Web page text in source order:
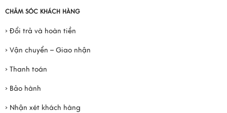
CHĂM SÓC KHÁCH HÀNG
› Đổi trả và hoàn tiền
› Vận chuyển – Giao nhận
› Thanh toán
› Bảo hành
› Nhận xét khách hàng